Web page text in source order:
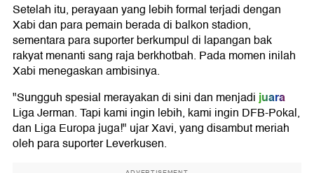
Setelah itu, perayaan yang lebih formal terjadi dengan
Xabi dan para pemain berada di balkon stadion,
sementara para suporter berkumpul di lapangan bak
rakyat menanti sang raja berkhotbah. Pada momen inilah
Xabi menegaskan ambisinya.
"Sungguh spesial merayakan di sini dan menjadijuara
Liga Jerman. Tapi kami ingin lebih, kami ingin DFB-Pokal,
dan Liga Europa juga!" ujar Xavi, yang disambut meriah
oleh para suporter Leverkusen.